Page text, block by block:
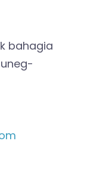
bahagia